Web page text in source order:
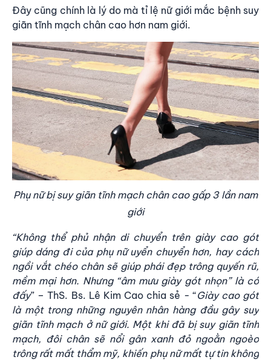
Đây cũng chính là lý do mà tỉ lệ nữ giới mắc bệnh suy
giãn tĩnh mạch chân cao hơn nam giới.
Phụ nữ bị suy giãn tĩnh mạch chân cao gấp 3 lần nam
giới
“Không thể phủ nhận di chuyển trên giày cao gót
giúp dáng đi của phụ nữ uyển chuyển hơn, hay cách
ngồi vắt chéo chân sẽ giúp phái đẹp trông quyến rũ,
mềm mại hơn. Nhưng “âm mưu giày gót nhọn” là có
đấy” – ThS. Bs. Lê Kim Cao chia sẻ - “Giày cao gót
là một trong những nguyên nhân hàng đầu gây suy
giãn tĩnh mạch ở nữ giới. Một khi đã bị suy giãn tĩnh
mạch, đôi chân sẽ nổi gân xanh đỏ ngoằn ngoèo
trông rất mất thẩm mỹ, khiến phụ nữ mất tự tin không